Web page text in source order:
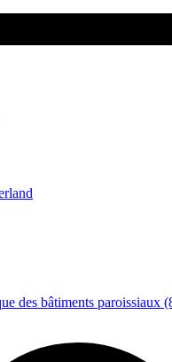
des bâtiments paroissiaux